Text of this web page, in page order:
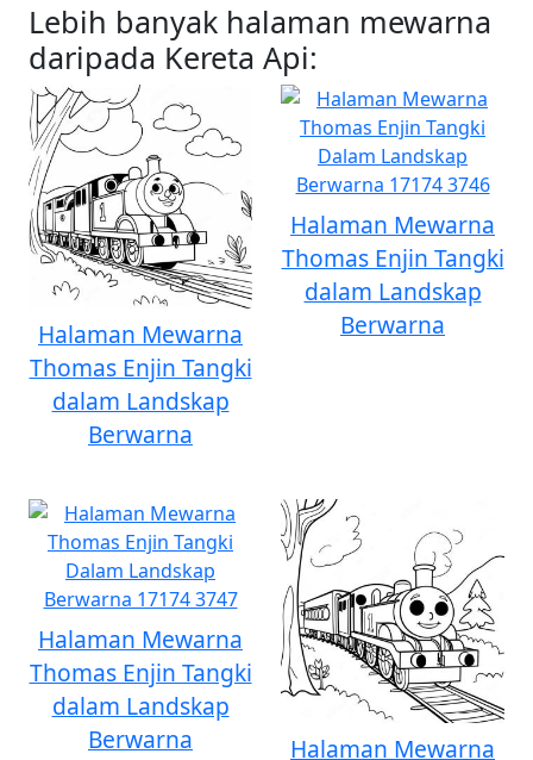
Lebih banyak halaman mewarna
daripada Kereta Api:
Halaman Mewarna
Thomas Enjin Tangki
dalam Landskap
Berwarna
Halaman Mewarna
Thomas Enjin Tangki
dalam Landskap
Berwarna
Halaman Mewarna
Thomas Enjin Tangki
dalam Landskap
Berwarna
Halaman Mewarna